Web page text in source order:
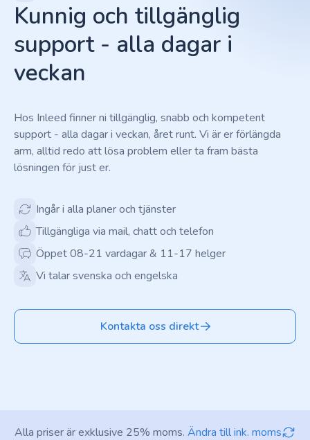
Kunnig och tillgänglig
support - alla dagar i
veckan
Hos Inleed finner ni tillgänglig, snabb och kompetent
support - alla dagar i veckan, året runt. Vi är er förlängda
arm, alltid redo att lösa problem eller ta fram bästa
lösningen för just er.
Ingår i alla planer och tjänster
Tillgängliga via mail, chatt och telefon
Öppet 08-21 vardagar & 11-17 helger
Vi talar svenska och engelska
Kontakta oss direkt
Alla priser är exklusive 25% moms. Ändra till ink. moms